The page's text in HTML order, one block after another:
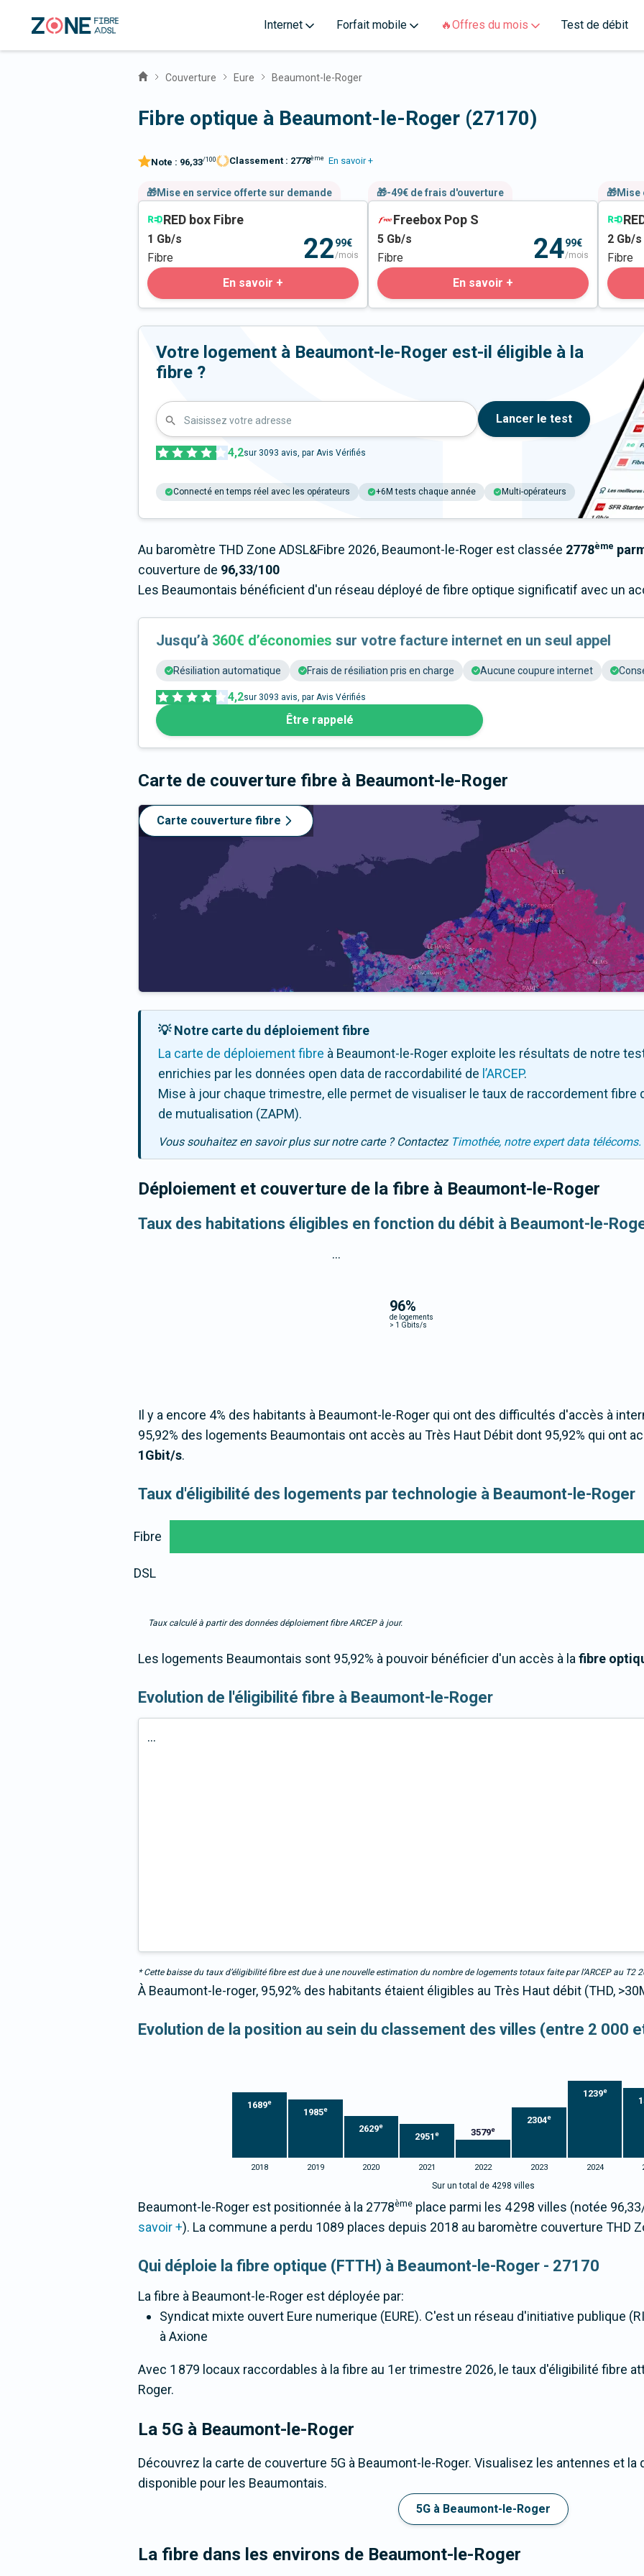
Internet Forfait mobile 🔥Offres du mois Test de débit
Couverture Eure Beaumont-le-Roger
Fibre optique à Beaumont-le-Roger (27170)
Note : 96,33/100 Classement : 2778ème En savoir +
🎁Mise en service offerte sur demande
RED box Fibre
1 Gb/s
Fibre
2299€
/mois
En savoir +
🎁-49€ de frais d'ouverture
Freebox Pop S
5 Gb/s
Fibre
2499€
/mois
En savoir +
🎁Mise
2 Gb/s
Fibre
Votre logement à Beaumont-le-Roger est-il éligible à la
fibre ?
Saisissez votre adresse Lancer le test
4,2sur 3093 avis, par Avis Vérifiés
Connecté en temps réel avec les opérateurs +6M tests chaque année Multi-opérateurs
Au baromètre THD Zone ADSL&Fibre 2026, Beaumont-le-Roger est classée 2778ème
couverture de 96,33/100
Les Beaumontais bénéficient d'un réseau déployé de fibre optique significatif avec un
Jusqu’à 360€ d’économies sur votre facture internet en un seul appel
Résiliation automatique Frais de résiliation pris en charge Aucune coupure internet
4,2sur 3093 avis, par Avis Vérifiés
Être rappelé
Carte de couverture fibre à Beaumont-le-Roger
Carte couverture fibre
💡 Notre carte du déploiement fibre
La carte de déploiement fibre à Beaumont-le-Roger exploite les résultats de notre
enrichies par les données open data de raccordabilité de l’ARCEP.
Mise à jour chaque trimestre, elle permet de visualiser le taux de raccordement fibre
de mutualisation (ZAPM).
Vous souhaitez en savoir plus sur notre carte ? Contactez Timothée, notre expert data télécoms.
Déploiement et couverture de la fibre à Beaumont-le-Roger
Taux des habitations éligibles en fonction du débit à Beaumont-le-
96%
de logements
> 1 Gbits/s
...
Il y a encore 4% des habitants à Beaumont-le-Roger qui ont des difficultés d'accès à
95,92% des logements Beaumontais ont accès au Très Haut Débit dont 95,92% qui ont
1Gbit/s.
Taux d'éligibilité des logements par technologie à Beaumont-le-Roger
Fibre
DSL
Taux calculé à partir des données déploiement fibre ARCEP à jour.
Les logements Beaumontais sont 95,92% à pouvoir bénéficier d'un accès à lafibre
Evolution de l'éligibilité fibre à Beaumont-le-Roger
...
* Cette baisse du taux d’éligibilité fibre est due à une nouvelle estimation du nombre de logements totaux faite par l’ARCEP au T2
À Beaumont-le-roger, 95,92% des habitants étaient éligibles au Très Haut débit (THD,
Evolution de la position au sein du classement des villes (entre 2 000
1689e
1985e
2629e
2951e 3579e
2304e
1239e
2018 2019 2020 2021 2022 2023 2024
Sur un total de 4298 villes
Beaumont-le-Roger est positionnée à la 2778ème place parmi les 4 298 villes (notée
savoir +). La commune a perdu 1089 places depuis 2018 au baromètre couverture THD
Qui déploie la fibre optique (FTTH) à Beaumont-le-Roger - 27170
La fibre à Beaumont-le-Roger est déployée par:
Syndicat mixte ouvert Eure numerique (EURE). C'est un réseau d'initiative publique
à Axione
Avec 1 879 locaux raccordables à la fibre au 1er trimestre 2026, le taux d'éligibilité fibre
Roger.
La 5G à Beaumont-le-Roger
Découvrez la carte de couverture 5G à Beaumont-le-Roger. Visualisez les antennes et la
disponible pour les Beaumontais.
5G à Beaumont-le-Roger
La fibre dans les environs de Beaumont-le-Roger